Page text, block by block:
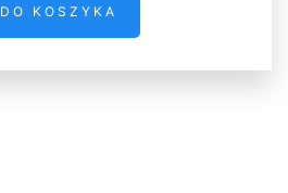
DO KOSZYKA